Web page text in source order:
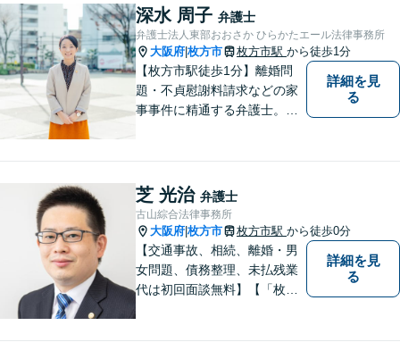
頼者様が不安を抱かないよう
に、わかりやすく的確なアド
バイスを心がけております。
深水 周子 弁護士
弁護士法人東部おおさか ひらかたエール法律事務所
大阪府 枚方市 枚方市駅 から徒歩1分
【枚方市駅徒歩1分】離婚問
題・不貞慰謝料請求などの家
事事件に精通する弁護士。依
致します。どんなお悩みで
も、ご相談ください。【キッ
ズスペースあり】
詳細を見
る
芝 光治 弁護士
古山綜合法律事務所
大阪府 枚方市 枚方市駅 から徒歩0分
【交通事故、相続、離婚・男
女問題、債務整理、未払残業
代は初回面談無料】【「枚方
詳細を見
る